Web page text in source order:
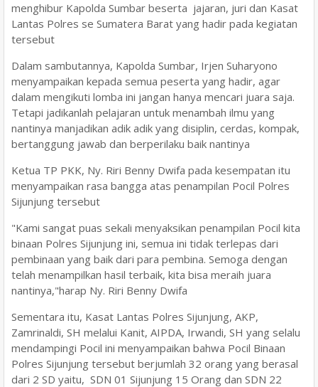
menghibur Kapolda Sumbar beserta jajaran, juri dan Kasat
Lantas Polres se Sumatera Barat yang hadir pada kegiatan
tersebut
Dalam sambutannya, Kapolda Sumbar, Irjen Suharyono
menyampaikan kepada semua peserta yang hadir, agar
dalam mengikuti lomba ini jangan hanya mencari juara saja.
Tetapi jadikanlah pelajaran untuk menambah ilmu yang
nantinya manjadikan adik adik yang disiplin, cerdas, kompak,
bertanggung jawab dan berperilaku baik nantinya
Ketua TP PKK, Ny. Riri Benny Dwifa pada kesempatan itu
menyampaikan rasa bangga atas penampilan Pocil Polres
Sijunjung tersebut
"Kami sangat puas sekali menyaksikan penampilan Pocil kita
binaan Polres Sijunjung ini, semua ini tidak terlepas dari
pembinaan yang baik dari para pembina. Semoga dengan
telah menampilkan hasil terbaik, kita bisa meraih juara
nantinya,"harap Ny. Riri Benny Dwifa
Sementara itu, Kasat Lantas Polres Sijunjung, AKP,
Zamrinaldi, SH melalui Kanit, AIPDA, Irwandi, SH yang selalu
mendampingi Pocil ini menyampaikan bahwa Pocil Binaan
Polres Sijunjung tersebut berjumlah 32 orang yang berasal
dari 2 SD yaitu, SDN 01 Sijunjung 15 Orang dan SDN 22